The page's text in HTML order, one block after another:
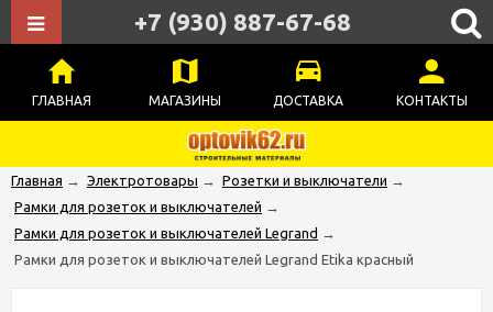
ГЛАВНАЯ МАГАЗИНЫ ДОСТАВКА КОНТАКТЫ
+7 (930) 887-67-68
Главная → Электротовары → Розетки и выключатели →
Рамки для розеток и выключателей →
Рамки для розеток и выключателей Legrand →
Рамки для розеток и выключателей Legrand Etika красный